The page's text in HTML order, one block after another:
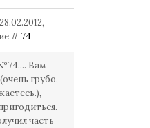
# 74
Вам
грубо,
часть